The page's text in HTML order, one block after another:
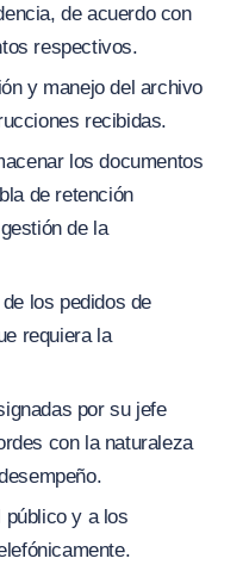
de acuerdo con
respectivos.
y manejo del archivo
recibidas.
los documentos
de retención
de la
los pedidos de
requiera la
por su jefe
con la naturaleza
público y a los